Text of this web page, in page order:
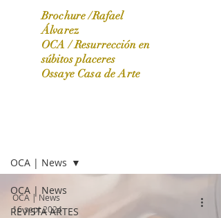
OCA|News 31 / Marzo-Abril / 2024
Brochure /Rafael
Álvarez
OCA /Resurrección en
súbitos placeres
Ossaye Casa de Arte
OCA | News
REVISTA ARTES
OCA | News
OCA | News
16 sept 2024